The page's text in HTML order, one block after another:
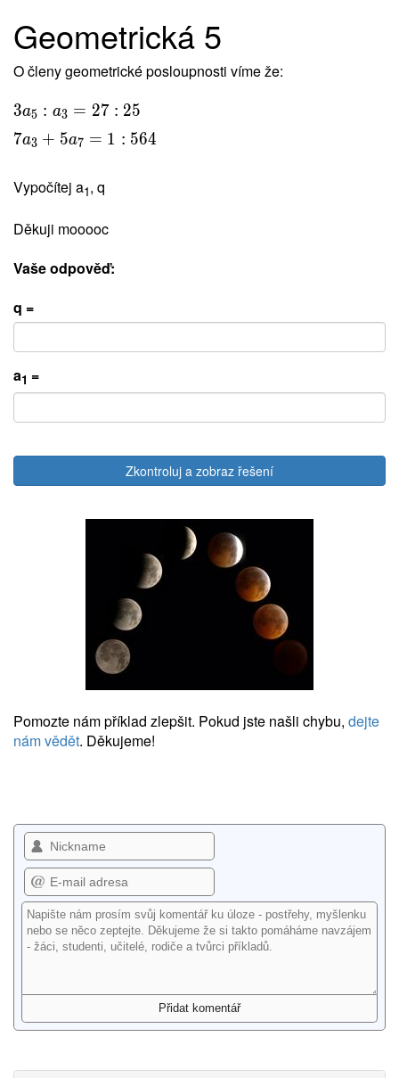
Geometrická 5
O členy geometrické posloupnosti víme že:
3a5 : a3 = 27 : 25
7a3 + 5a7 = 1 : 564
Vypočítej a1, q
Děkuji mooooc
Vaše odpověď:
q =
a1 =
Zkontroluj a zobraz řešení
Pomozte nám příklad zlepšit. Pokud jste našli chybu, dejte
nám vědět. Děkujeme!